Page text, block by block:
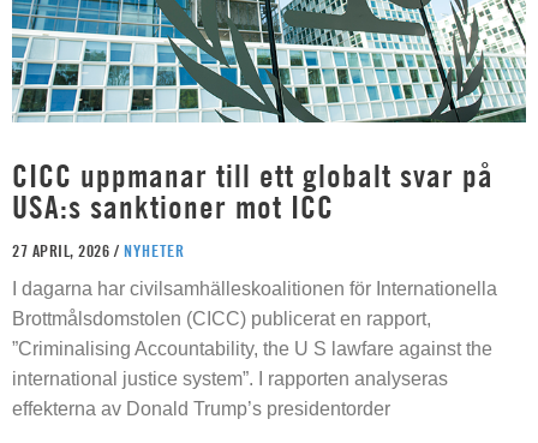
CICC uppmanar till ett globalt svar på
USA:s sanktioner mot ICC
27 APRIL, 2026 / NYHETER
I dagarna har civilsamhälleskoalitionen för Internationella
Brottmålsdomstolen (CICC) publicerat en rapport,
”Criminalising Accountability, the U S lawfare against the
international justice system”. I rapporten analyseras
effekterna av Donald Trump’s presidentorder